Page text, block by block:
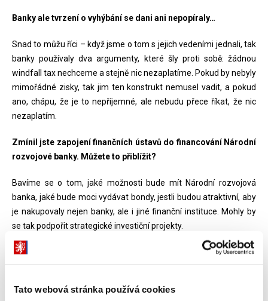
Tato webová stránka používá cookies
Banky ale tvrzení o vyhýbání se dani ani nepopíraly…
Snad to můžu říci – když jsme o tom s jejich vedeními jednali, tak
banky používaly dva argumenty, které šly proti sobě: žádnou
windfall tax nechceme a stejně nic nezaplatíme. Pokud by nebyly
mimořádné zisky, tak jim ten konstrukt nemusel vadit, a pokud
ano, chápu, že je to nepříjemné, ale nebudu přece říkat, že nic
nezaplatím.
Zmínil jste zapojení finančních ústavů do financování Národní
rozvojové banky. Můžete to přiblížit?
Bavíme se o tom, jaké možnosti bude mít Národní rozvojová
banka, jaké bude moci vydávat bondy, jestli budou atraktivní, aby
je nakupovaly nejen banky, ale i jiné finanční instituce. Mohly by
se tak podpořit strategické investiční projekty.
Nebojíte se, že bez tlaku od vlády by banky dluhopisy Národní
rozvojové banky nenakupovaly?
Nevím. Vidíme, že dnes by úvěrová kapacita rozvojové banky byla